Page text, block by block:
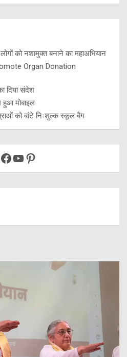
को नशामुक्त बनाने का महाअभियान
Organ Donation
दिया संदेश
हुआ मोबाइल
को बांटे निःशुल्क स्कूल बैग
Facebook
YouTube
Pinterest